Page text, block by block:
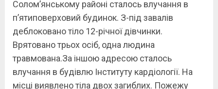
Соломʼянському районі сталось влучання в
пʼятиповерховий будинок. З-під завалів
деблоковано тіло 12-річної дівчинки.
Врятовано трьох осіб, одна людина
травмована.За іншою адресою сталось
влучання в будівлю Інституту кардіології. На
місці виявлено тіла двох загиблих. Пожежу